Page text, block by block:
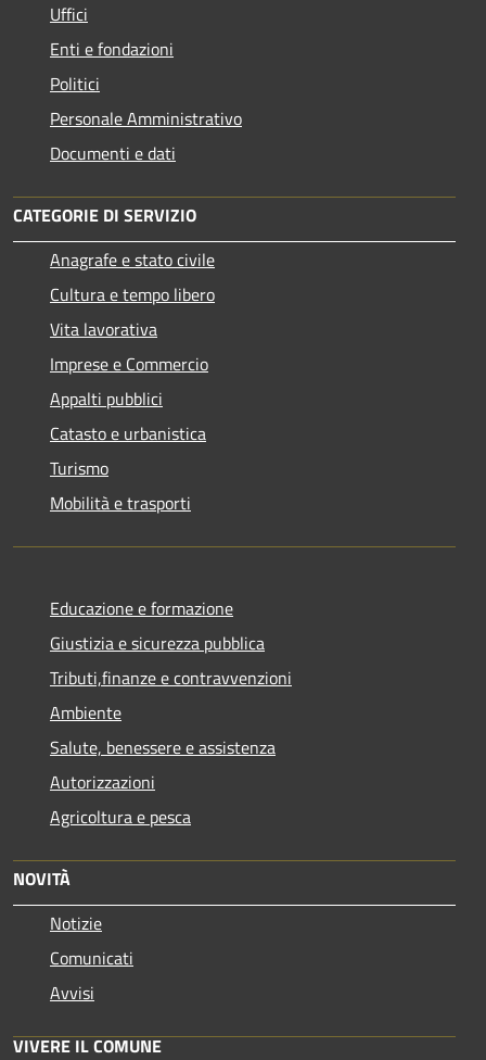
Uffici
Enti e fondazioni
Politici
Personale Amministrativo
Documenti e dati
CATEGORIE DI SERVIZIO
Anagrafe e stato civile
Cultura e tempo libero
Vita lavorativa
Imprese e Commercio
Appalti pubblici
Catasto e urbanistica
Turismo
Mobilità e trasporti
Educazione e formazione
Giustizia e sicurezza pubblica
Tributi,finanze e contravvenzioni
Ambiente
Salute, benessere e assistenza
Autorizzazioni
Agricoltura e pesca
NOVITÀ
Notizie
Comunicati
Avvisi
VIVERE IL COMUNE